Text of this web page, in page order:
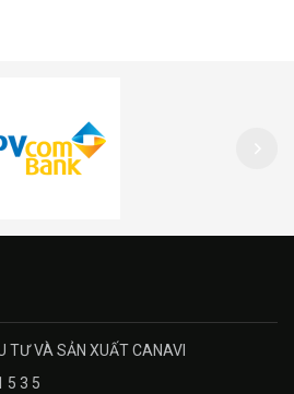
TƯ VÀ SẢN XUẤT CANAVI
5 3 5